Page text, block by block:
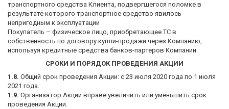
транспортного средства Клиента, подвергшегося поломке в
результате которого транспортное средство явилось
непригодным к эксплуатации
Покупатель – физическое лицо, приобретающее ТС в
собственность по договору купли-продажи через Компанию,
используя кредитные средства банков-партеров Компании.
СРОКИ И ПОРЯДОК ПРОВЕДЕНИЯ АКЦИИ
1.8. Общий срок проведения Акции: с 23 июля 2020 года по 1 июля
2021 года.
1.9. Организатор Акции вправе увеличить или уменьшить срок
проведения Акции.